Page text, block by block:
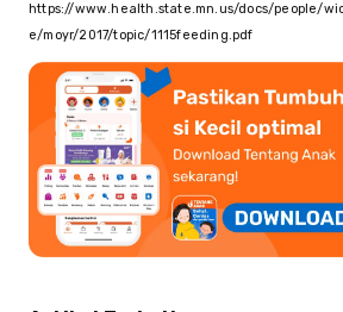
https://www.health.state.mn.us/docs/people/
e/moyr/2017/topic/1115feeding.pdf